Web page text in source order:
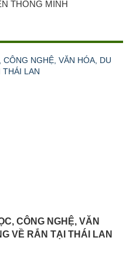
THÔNG MINH
CÔNG NGHỆ, VĂN
VỀ RẮN TẠI THÁI LAN